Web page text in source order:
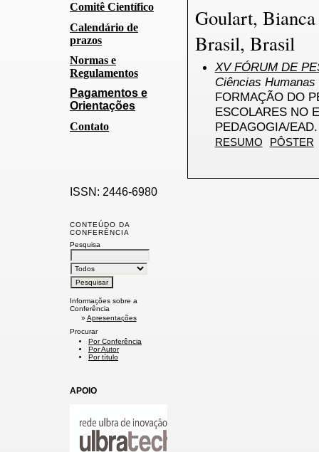
Comitê Científico
Calendário de
prazos
Normas e
Regulamentos
Pagamentos e
Orientações
Contato
ISSN: 2446-6980
CONTEÚDO DA
CONFERÊNCIA
Pesquisa
Informações sobre a
Conferência
» Apresentações
Procurar
Por Conferência
Por Autor
Por título
APOIO
Goulart,
Brasil, Brasil
XV FÓRUM DE
Ciências
FORMAÇÃO DO
ESCOLARES NO
PEDAGOGIA/EAD.
RESUMO PÔSTER